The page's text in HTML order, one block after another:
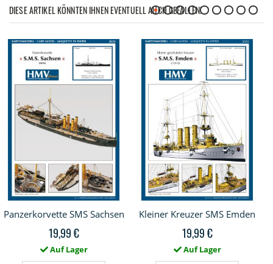
DIESE ARTIKEL KÖNNTEN IHNEN EVENTUELL AUCH GEFALLEN!
Panzerkorvette SMS Sachsen
19,99 €
Auf Lager
Kleiner Kreuzer SMS Emden
19,99 €
Auf Lager